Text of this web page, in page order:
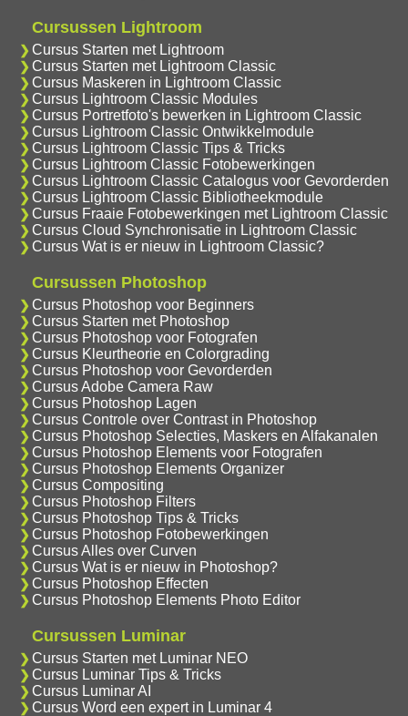
Cursussen Lightroom
Cursus Starten met Lightroom
Cursus Starten met Lightroom Classic
Cursus Maskeren in Lightroom Classic
Cursus Lightroom Classic Modules
Cursus Portretfoto's bewerken in Lightroom Classic
Cursus Lightroom Classic Ontwikkelmodule
Cursus Lightroom Classic Tips & Tricks
Cursus Lightroom Classic Fotobewerkingen
Cursus Lightroom Classic Catalogus voor Gevorderden
Cursus Lightroom Classic Bibliotheekmodule
Cursus Fraaie Fotobewerkingen met Lightroom Classic
Cursus Cloud Synchronisatie in Lightroom Classic
Cursus Wat is er nieuw in Lightroom Classic?
Cursussen Photoshop
Cursus Photoshop voor Beginners
Cursus Starten met Photoshop
Cursus Photoshop voor Fotografen
Cursus Kleurtheorie en Colorgrading
Cursus Photoshop voor Gevorderden
Cursus Adobe Camera Raw
Cursus Photoshop Lagen
Cursus Controle over Contrast in Photoshop
Cursus Photoshop Selecties, Maskers en Alfakanalen
Cursus Photoshop Elements voor Fotografen
Cursus Photoshop Elements Organizer
Cursus Compositing
Cursus Photoshop Filters
Cursus Photoshop Tips & Tricks
Cursus Photoshop Fotobewerkingen
Cursus Alles over Curven
Cursus Wat is er nieuw in Photoshop?
Cursus Photoshop Effecten
Cursus Photoshop Elements Photo Editor
Cursussen Luminar
Cursus Starten met Luminar NEO
Cursus Luminar Tips & Tricks
Cursus Luminar AI
Cursus Word een expert in Luminar 4